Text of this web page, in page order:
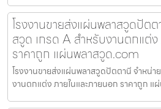
โรงงานขายส่งแผ่นพลาสวูดปัต
สวูด เกรด A สำหรับงานตกแต่ง
ราคาถูก แผ่นพลาสวูด.com
โรงงานขายส่งแผ่นพลาสวูดปัตตานี จำหน่า
งานตกแต่ง ภายในและภายนอก ราคาถูก